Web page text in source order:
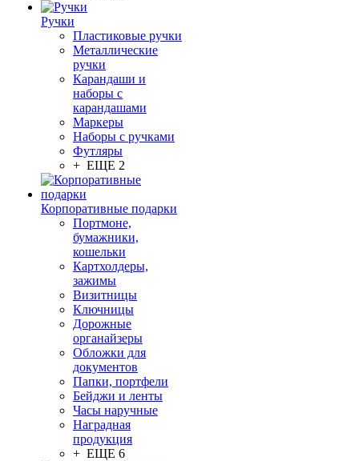
Ручки
Пластиковые ручки
Металлические
ручки
Карандаши и
наборы с
карандашами
Маркеры
Наборы с ручками
Футляры
+ ЕЩЕ 2
Корпоративные подарки
Портмоне,
бумажники,
кошельки
Картхолдеры,
зажимы
Визитницы
Ключницы
Дорожные
органайзеры
Обложки для
документов
Папки, портфели
Бейджи и ленты
Часы наручные
Наградная
продукция
+ ЕЩЕ 6